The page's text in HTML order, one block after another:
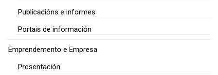
Publicacións e informes
Portais de información
Emprendemento e Empresa
Presentación